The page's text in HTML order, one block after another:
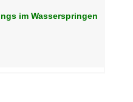
im Wasserspringen